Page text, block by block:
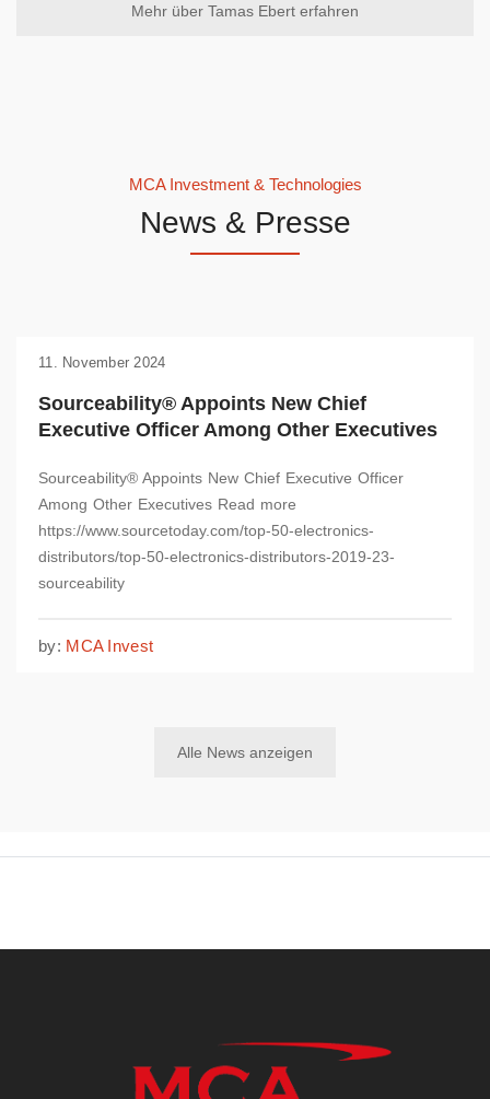
Mehr über Tamas Ebert erfahren
MCA Investment & Technologies
News & Presse
11. November 2024
Sourceability® Embarks on Strategic
Expansion Plans with New Vertical Markets
Sourceability® Embarks on Strategic Expansion Plans with
New Vertical Markets, Office Locations and Leadership
Appointment Read more...
by:MCA Invest
Alle News anzeigen